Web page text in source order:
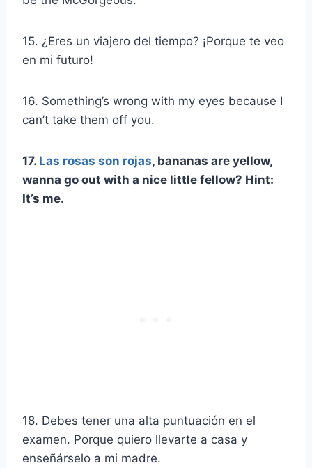
15. ¿Eres un viajero del tiempo? ¡Porque te veo
en mi futuro!
16. Something’s wrong with my eyes because I
can’t take them off you.
17. Las rosas son rojas, bananas are yellow,
wanna go out with a nice little fellow? Hint:
It’s me.
18. Debes tener una alta puntuación en el
examen. Porque quiero llevarte a casa y
enseñárselo a mi madre.